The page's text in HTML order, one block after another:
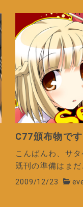
C77頒布物です
こんばんわ、サ
既刊の準備はま
2009/12/23